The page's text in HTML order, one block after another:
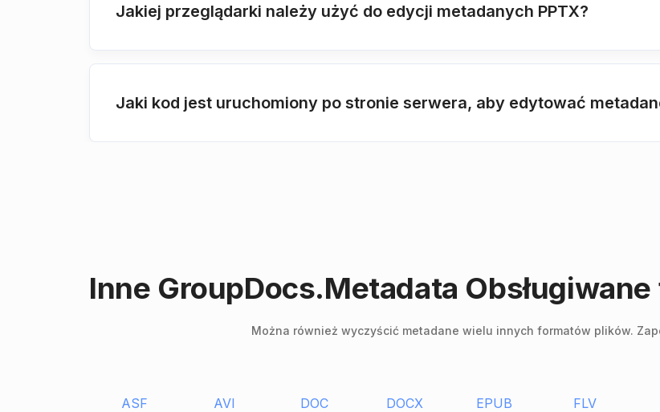
Jakiej przeglądarki należy użyć do edycji metadanych PPTX?
Jaki kod jest uruchomiony po stronie serwera, aby edytować
Inne GroupDocs.Metadata
Można również wyczyścić metadane wielu innych formatów plików.
ASF AVI DOC DOCX EPUB FLV